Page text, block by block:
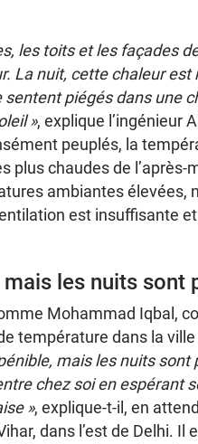
les toits et les façades
La nuit, cette chaleur est
sentent piégés dans une
», explique l’ingénieur
peuplés, la
plus chaudes de l’après-
ambiantes élevées,
est insuffisante
les nuits sont
Mohammad Iqbal,
température dans la
mais les nuits sont
chez soi en espérant
», explique-t-il, en
dans l’est de Delhi. Il